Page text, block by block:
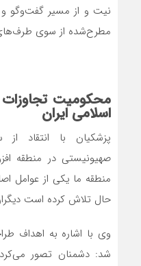
نیت و از مسیر گفت‌وگو و
مطرح‌شده از سوی
محکومیت تجاوزات
اسلامی ایران
پزشکیان با انتقاد
صهیونیستی در منطقه
منطقه ما یکی از عوامل
حال تلاش کرده است
وی با اشاره به اهداف
شد: دشمنان تصور